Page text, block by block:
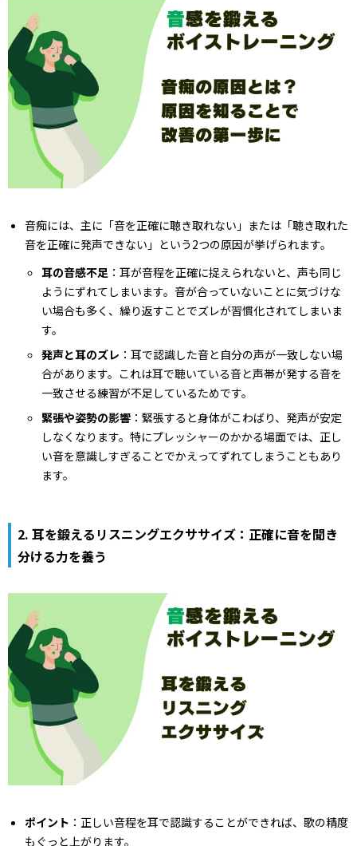
音痴には、主に「音を正確に聴き取れない」または「聴き取れた
音を正確に発声できない」という2つの原因が挙げられます。
耳の音感不足 ：耳が音程を正確に捉えられないと、声も同じ
ようにずれてしまいます。音が合っていないことに気づけな
い場合も多く、繰り返すことでズレが習慣化されてしまいま
す。
発声と耳のズレ ：耳で認識した音と自分の声が一致しない場
合があります。これは耳で聴いている音と声帯が発する音を
一致させる練習が不足しているためです。
緊張や姿勢の影響 ：緊張すると身体がこわばり、発声が安定
しなくなります。特にプレッシャーのかかる場面では、正し
い音を意識しすぎることでかえってずれてしまうこともあり
ます。
2. 耳を鍛えるリスニングエクササイズ：正確に音を聞き
分ける力を養う
ポイント ：正しい音程を耳で認識することができれば、歌の精度
もぐっと上がります。